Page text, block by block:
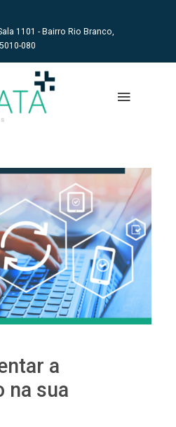
1101 - Bairro Rio Branco,
080
a
na sua